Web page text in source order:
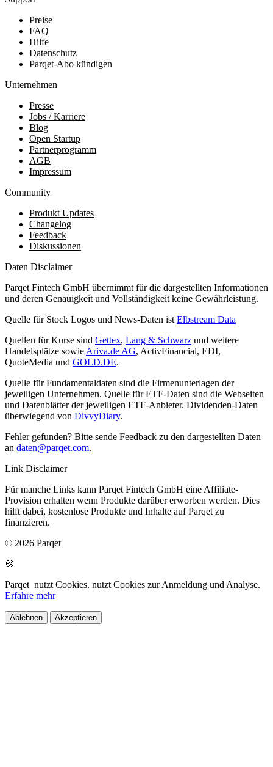
Preise
FAQ
Hilfe
Datenschutz
Parqet-Abo kündigen
Unternehmen
Presse
Jobs / Karriere
Blog
Open Startup
Partnerprogramm
AGB
Impressum
Community
Produkt Updates
Changelog
Feedback
Diskussionen
Daten Disclaimer
Parqet Fintech GmbH übernimmt für die dargestellten Informationen
und deren Genauigkeit und Vollständigkeit keine Gewährleistung.
Quelle für Stock Logos und News-Daten ist Elbstream Data
Quellen für Kurse sind Gettex, Lang & Schwarz und weitere
Handelsplätze sowie Ariva.de AG, ActivFinancial, EDI,
QuoteMedia und GOLD.DE.
Quelle für Fundamentaldaten sind die Firmenunterlagen der
jeweiligen Unternehmen. Quelle für ETF-Daten sind die Webseiten
und Datenblätter der jeweiligen ETF-Anbieter. Dividenden-Daten
überwiegend von DivvyDiary.
Fehler gefunden? Bitte sende Feedback zu den dargestellten Daten
an daten@parqet.com.
Link Disclaimer
Für manche Links kann Parqet Fintech GmbH eine Affiliate-
Provision erhalten wenn Produkte darüber erworben werden. Dies
hilft dabei, kostenlose Produkte und Inhalte auf Parqet zu
finanzieren.
© 2026 Parqet
🍪
Parqet nutzt Cookies. nutzt Cookies zur Anmeldung und Analyse.
Erfahre mehr
Ablehnen Akzeptieren